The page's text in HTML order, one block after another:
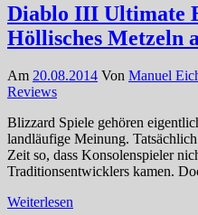
Diablo III Ultimate
Höllisches Metzeln
Am 20.08.2014 Von Manuel
Reviews
Blizzard Spiele gehören
landläufige Meinung.
Zeit so, dass Konsolenspieler
Traditionsentwicklers kamen.
Weiterlesen